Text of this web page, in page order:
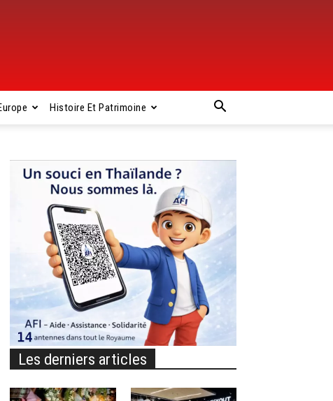
Histoire Et Patrimoine
Les derniers articles